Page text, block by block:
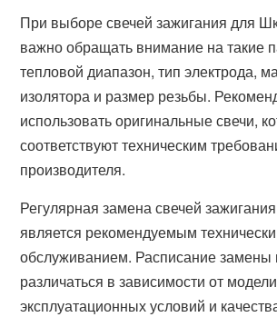
При выборе свечей зажигания для
важно обращать внимание на такие
тепловой диапазон, тип электрода,
изолятора и размер резьбы.
использовать оригинальные свечи,
соответствуют техническим
производителя.
Регулярная замена свечей
является рекомендуемым
обслуживанием. Расписание замены
различаться в зависимости от
эксплуатационных условий и